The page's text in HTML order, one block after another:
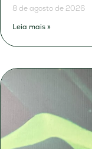
8 de agosto de 2026
Leia mais »